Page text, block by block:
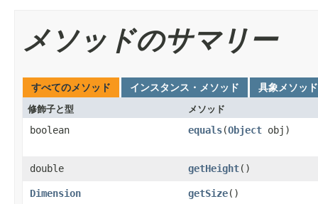
メソッドのサマリー
すべてのメソッド インスタンス・メソッド 具象メソッド
修飾子と型 メソッド
boolean equals(Object obj)
double getHeight()
Dimension getSize()